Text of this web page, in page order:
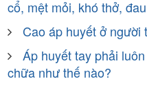
cổ, mệt mỏi, khó thở,
Cao áp huyết ở người
Áp huyết tay phải
chữa như thế nào?